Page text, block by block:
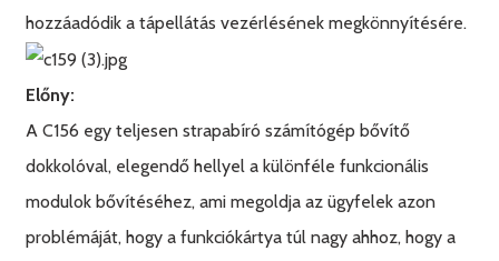
hozzáadódik a tápellátás vezérlésének megkönnyítésére.
Előny:
A C156 egy teljesen strapabíró számítógép bővítő
dokkolóval, elegendő hellyel a különféle funkcionális
modulok bővítéséhez, ami megoldja az ügyfelek azon
problémáját, hogy a funkciókártya túl nagy ahhoz, hogy a